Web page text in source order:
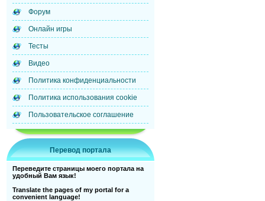
Форум
Онлайн игры
Тесты
Видео
Политика конфиденциальности
Политика использования cookie
Пользовательское соглашение
Перевод портала
Переведите страницы моего портала на
удобный Вам язык!
Translate the pages of my portal for a
convenient language!